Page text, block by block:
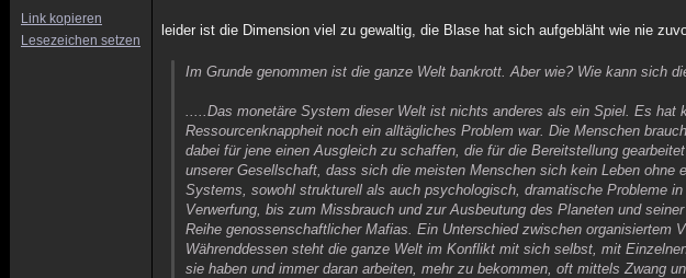
Link kopieren
Lesezeichen setzen
leider ist die Dimension viel zu gewaltig, die Blase hat sich aufgebläht wie nie
Im Grunde genommen ist die ganze Welt bankrott. Aber wie? Wie kann sich
.....Das monetäre System dieser Welt ist nichts anderes als ein Spiel. Es
Ressourcenknappheit noch ein alltägliches Problem war. Die Menschen
dabei für jene einen Ausgleich zu schaffen, die für die Bereitstellung
unserer Gesellschaft, dass sich die meisten Menschen sich kein Leben
Systems, sowohl strukturell als auch psychologisch, dramatische Probleme
Verwerfung, bis zum Missbrauch und zur Ausbeutung des Planeten und
Reihe genossenschaftlicher Mafias. Ein Unterschied zwischen organisiertem
Währenddessen steht die ganze Welt im Konflikt mit sich selbst, mit
sie haben und immer daran arbeiten, mehr zu bekommen, oft mittels Zwang